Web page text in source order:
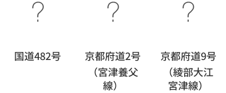
国道482号
京都府道2号
（宮津養父
線）
京都府道9号
（綾部大江
宮津線）